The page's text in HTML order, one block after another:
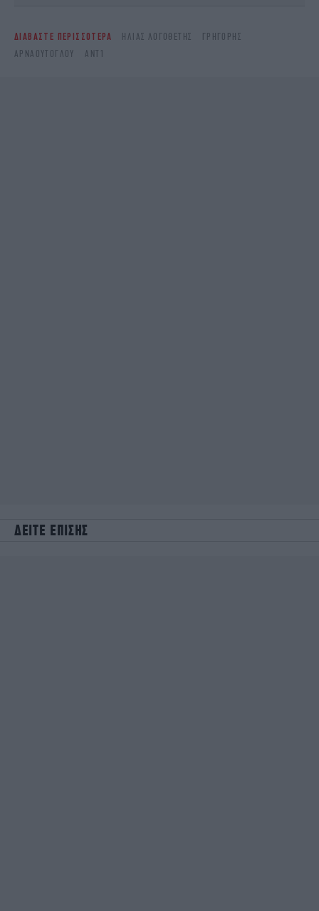
ΔΙΑΒΑΣΤΕ ΠΕΡΙΣΣΟΤΕΡΑ ΗΛΊΑΣ ΛΟΓΟΘΈΤΗΣ
ΓΡΗΓΌΡΗΣ
ΑΡΝΑΟΎΤΟΓΛΟΥ
ΑΝΤ1
ΔΕΙΤΕ ΕΠΙΣΗΣ